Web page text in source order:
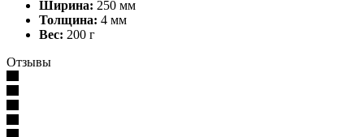
Ширина: 250 мм
Толщина: 4 мм
Вес: 200 г
Отзывы